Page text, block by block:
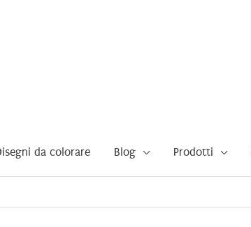
da colorare Blog Prodotti